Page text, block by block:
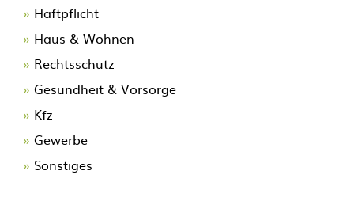
Navigation
überspringen
Haftpflicht
Haus & Wohnen
Rechtsschutz
Gesundheit & Vorsorge
Kfz
Gewerbe
Sonstiges